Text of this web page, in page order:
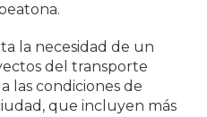
la necesidad de un
del transporte
las condiciones de
que incluyen más